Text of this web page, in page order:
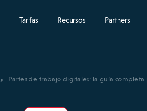
Tarifas Recursos Partners
Partes de trabajo digitales: la guía